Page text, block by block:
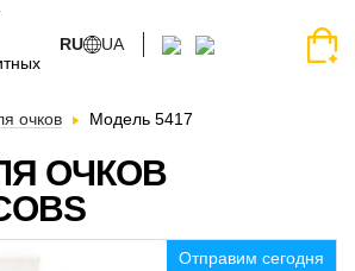
RU UA
очков Модель 5417
ОЧКОВ
Отправим сегодня